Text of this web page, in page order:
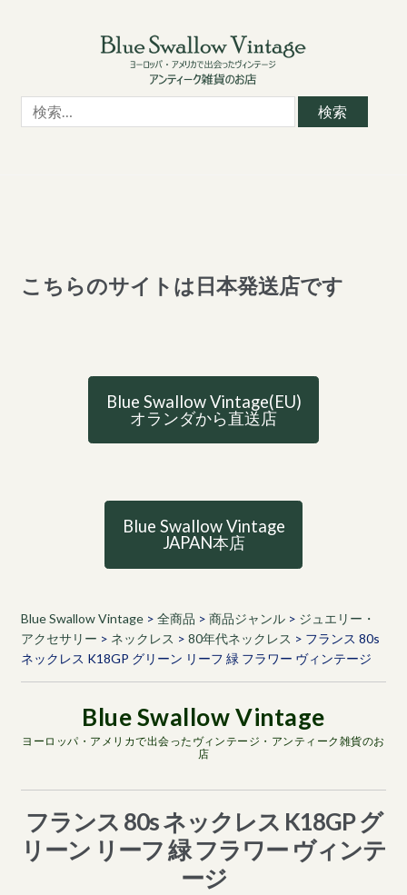
検
索:
こちらのサイトは日本発送店です
Blue Swallow Vintage(EU)
オランダから直送店
Blue Swallow Vintage
JAPAN本店
Blue Swallow Vintage> 全商品 > 商品ジャンル> ジュエリー・
アクセサリー > ネックレス > 80年代ネックレス > フランス 80s
ネックレス K18GP グリーン リーフ 緑 フラワー ヴィンテージ
ヨーロッパ・アメリカで出会ったヴィンテージ・アンティーク雑貨のお
店
フランス 80s ネックレス K18GP グ
リーン リーフ 緑 フラワー ヴィンテ
ージ